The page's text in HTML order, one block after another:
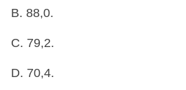
B. 88,0.
C. 79,2.
D. 70,4.